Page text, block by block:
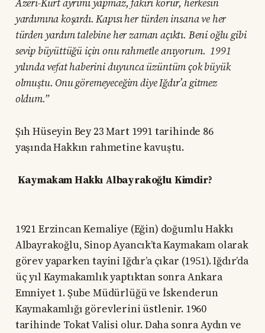
Azeri-Kürt ayrımı yapmaz, fakiri korur, herkesin
yardımına koşardı. Kapısı her türden insana ve her
türden yardım talebine her zaman açıktı. Beni oğlu gibi
sevip büyüttüğü için onu rahmetle anıyorum. 1991
yılında vefat haberini duyunca üzüntüm çok büyük
olmuştu. Onu göremeyeceğim diye Iğdır’a gitmez
oldum.”
Şıh Hüseyin Bey 23 Mart 1991 tarihinde 86
yaşında Hakkın rahmetine kavuştu.
KaymakamHakkı Albayrakoğlu Kimdir?
1921 Erzincan Kemaliye (Eğin) doğumlu Hakkı
Albayrakoğlu, Sinop Ayancık’ta Kaymakam olarak
görev yaparken tayini Iğdır’a çıkar (1951). Iğdır’da
üç yıl Kaymakamlık yaptıktan sonra Ankara
Emniyet 1. Şube Müdürlüğü ve İskenderun
Kaymakamlığı görevlerini üstlenir. 1960
tarihinde Tokat Valisi olur. Daha sonra Aydın ve